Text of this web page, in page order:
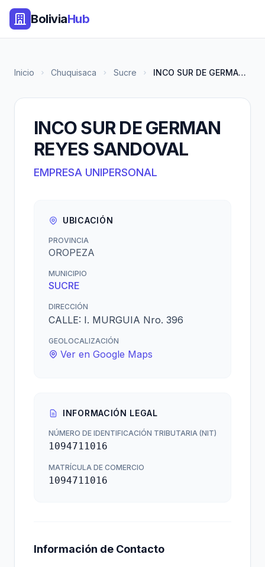
BoliviaHub
Inicio Chuquisaca Sucre INCO SUR DE GERMAN REYES SANDO...
INCO SUR DE GERMAN
REYES SANDOVAL
EMPRESA UNIPERSONAL
UBICACIÓN
PROVINCIA
OROPEZA
MUNICIPIO
SUCRE
DIRECCIÓN
CALLE: I. MURGUIA Nro. 396
GEOLOCALIZACIÓN
Ver en Google Maps
INFORMACIÓN LEGAL
NÚMERO DE IDENTIFICACIÓN TRIBUTARIA (NIT)
1094711016
MATRÍCULA DE COMERCIO
1094711016
Información de Contacto